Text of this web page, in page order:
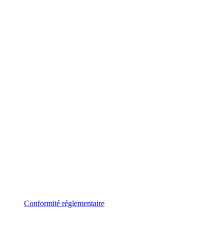
Conformité réglementaire